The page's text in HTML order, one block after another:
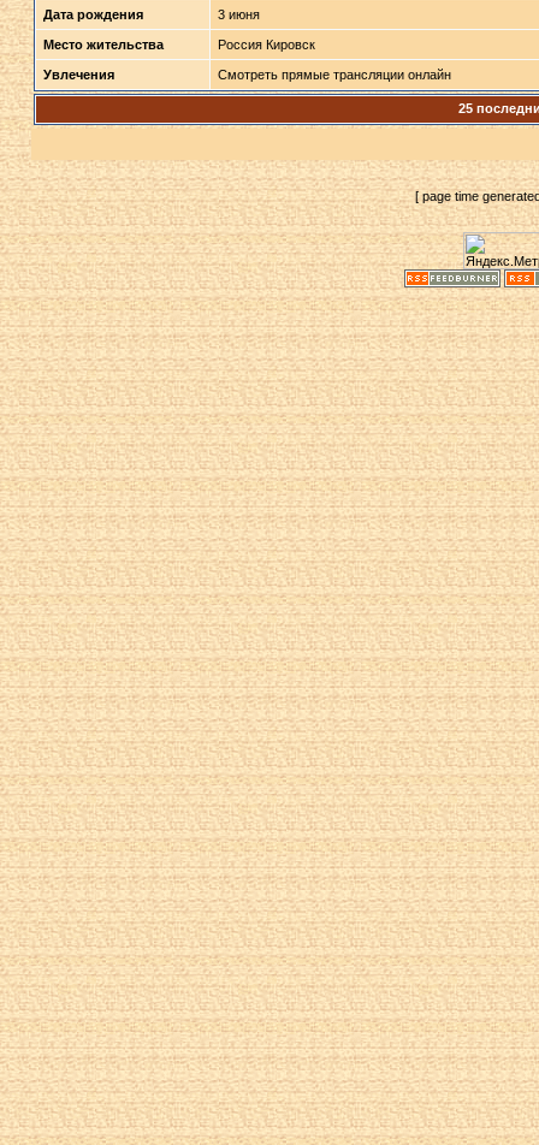
Дата рождения 3 июня
Место жительства Россия Кировск
Увлечения Смотреть прямые трансляции онлайн
25
[ page time